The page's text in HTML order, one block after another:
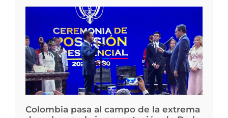
Colombia pasa al campo de la extrema